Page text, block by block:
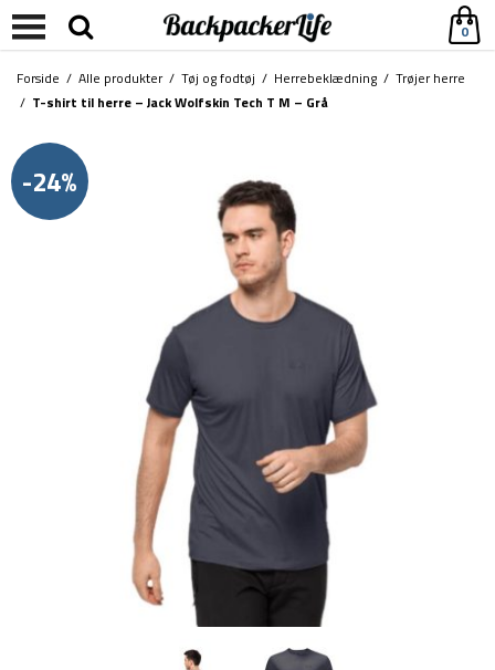
0
Forside / Alle produkter/ Tøj og fodtøj / Herrebeklædning / Trøjer herre
/ T-shirt til herre – Jack Wolfskin Tech T M – Grå
-24%